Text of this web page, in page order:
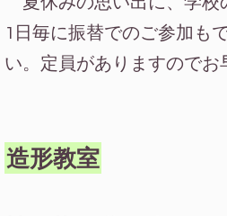
1日毎に振替でのご参加も
い。定員がありますのでお
造形教室